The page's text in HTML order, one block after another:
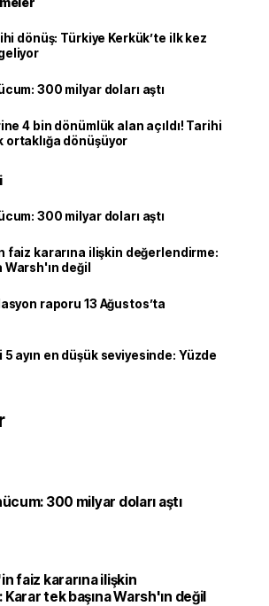
dönüş: Türkiye Kerkük’te ilk kez
300 milyar doları aştı
4 bin dönümlük alan açıldı! Tarihi
ortaklığa dönüşüyor
300 milyar doları aştı
faiz kararına ilişkin değerlendirme:
Warsh'ın değil
raporu 13 Ağustos’ta
ayın en düşük seviyesinde: Yüzde
300 milyar doları aştı
faiz kararına ilişkin
tek başına Warsh'ın değil